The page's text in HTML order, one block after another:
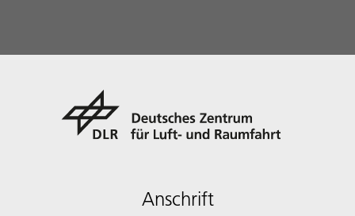
Anschrift